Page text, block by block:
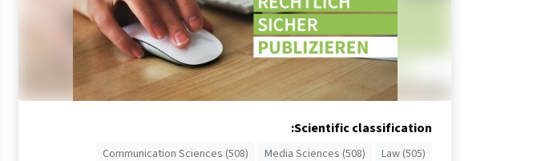
Scientific classification:
Law (505)
Media Sciences (508)
Communication Sciences (508)